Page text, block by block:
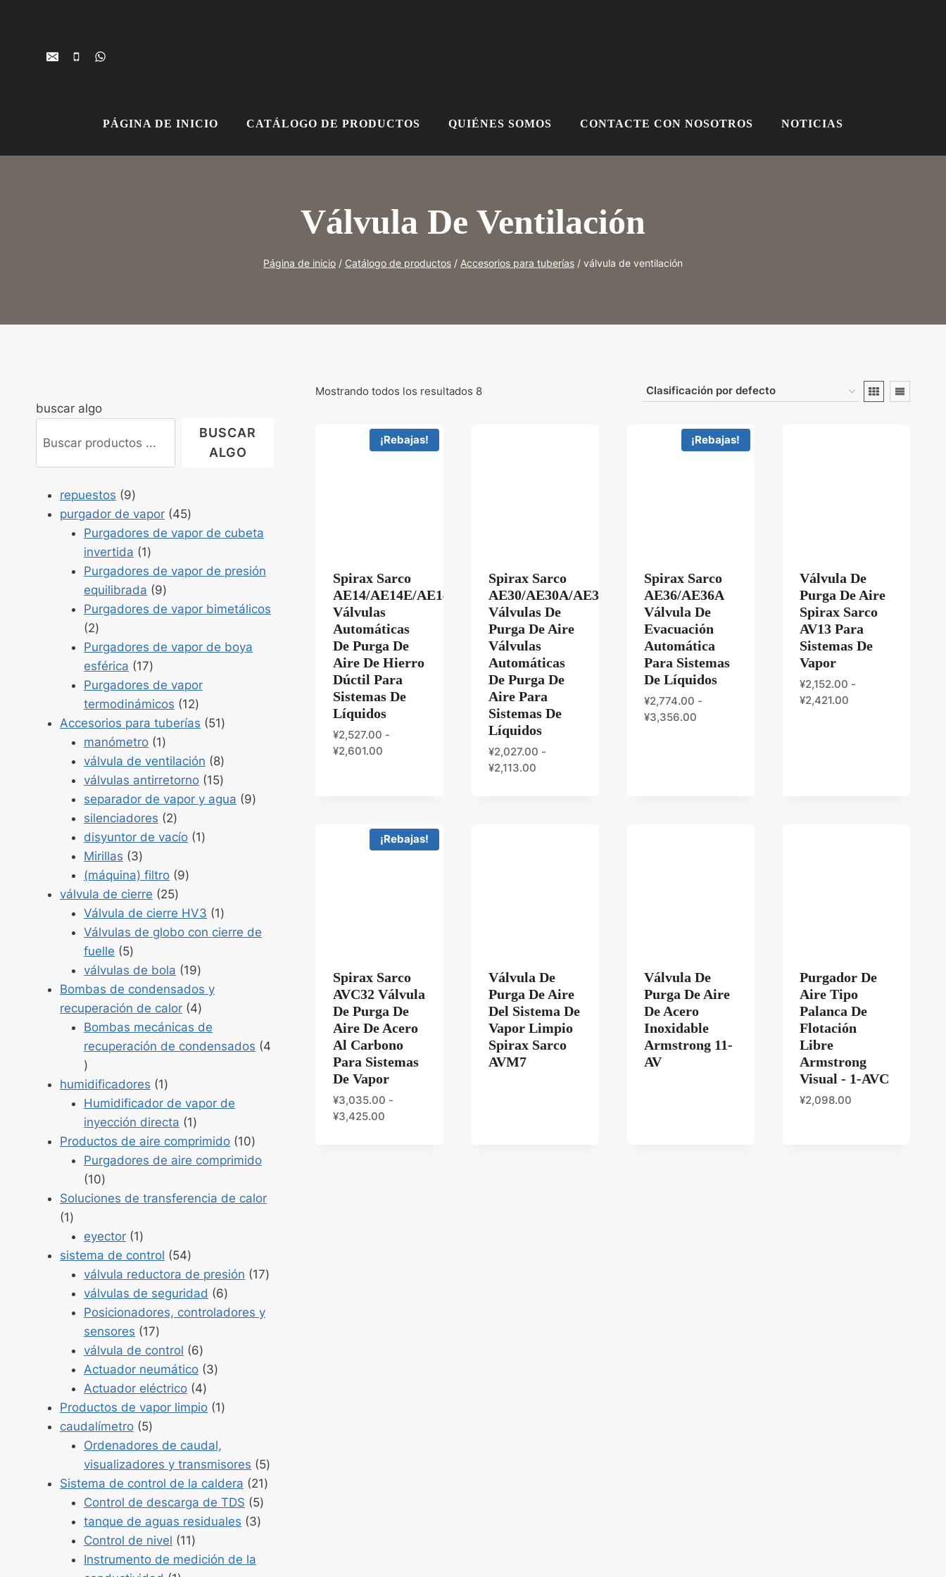
PÁGINA DE INICIO CATÁLOGO DE PRODUCTOS QUIÉNES SOMOS CONTACTE CON NOSOTROS NOTICIAS
Válvula De Ventilación
Página de inicio / Catálogo de productos / Accesorios para tuberías / válvula de ventilación
Mostrando todos los resultados 8
¡Rebajas!
Spirax Sarco
AE14/AE14E/AE14S/AE14SV/AE14ESV
Válvulas
Automáticas
De Purga De
Aire De Hierro
Dúctil Para
Sistemas De
Líquidos
¥2,527.00 -
¥2,601.00
Spirax Sarco
AE30/AE30A/AE30B/AE30C
Válvulas De
Purga De Aire
Válvulas
Automáticas
De Purga De
Aire Para
Sistemas De
Líquidos
¥2,027.00 -
¥2,113.00
¡Rebajas!
Spirax Sarco
AE36/AE36A
Válvula De
Evacuación
Automática
Para Sistemas
De Líquidos
¥2,774.00 -
¥3,356.00
Válvula De
Purga De Aire
Spirax Sarco
AV13 Para
Sistemas De
Vapor
¥2,152.00 -
¥2,421.00
¡Rebajas!
Spirax Sarco
AVC32 Válvula
De Purga De
Aire De Acero
Al Carbono
Para Sistemas
De Vapor
¥3,035.00 -
¥3,425.00
Válvula De
Purga De Aire
Del Sistema De
Vapor Limpio
Spirax Sarco
AVM7
Válvula De
Purga De Aire
De Acero
Inoxidable
Armstrong 11-
AV
Purgador De
Aire Tipo
Palanca De
Flotación
Libre
Armstrong
Visual - 1-AVC
¥2,098.00
buscar algo
BUSCAR
ALGO
repuestos 9Productos
9
purgador de vapor 45Productos
45
Purgadores de vapor de cubeta
invertida
1Producto
1
Purgadores de vapor de presión
equilibrada
9Productos
9
Purgadores de vapor bimetálicos
2Productos
2
Purgadores de vapor de boya
esférica
17Productos
17
Purgadores de vapor
termodinámicos
12Productos
12
Accesorios para tuberías 51Productos
manómetro 1Producto
1
válvula de ventilación 8Productos
8
válvulas antirretorno 15Productos
15
separador de vapor y agua 9Productos
silenciadores 2Productos
2
disyuntor de vacío 1Producto
Mirillas 3Productos
3
(máquina) filtro 9Productos
válvula de cierre 25Productos
25
Válvula de cierre HV3 1Producto
1
Válvulas de globo con cierre de
fuelle
5Productos
5
válvulas de bola 19Productos
19
Bombas de condensados y
recuperación de calor 4Productos
4
Bombas mecánicas de
recuperación de condensados
4
Productos
4
humidificadores 1Producto
1
Humidificador de vapor de
inyección directa
1Producto
1
Productos de aire comprimido 10Productos
10
Purgadores de aire comprimido
10Productos
10
Soluciones de transferencia de calor
1Producto
1
eyector 1Producto
1
sistema de control 54Productos
54
válvula reductora de presión 17Productos
válvulas de seguridad 6Productos
6
Posicionadores, controladores y
sensores
17Productos
17
válvula de control 6Productos
6
Actuador neumático 3Productos
Actuador eléctrico 4Productos
4
Productos de vapor limpio 1Producto
caudalímetro 5Productos
5
Ordenadores de caudal,
visualizadores y transmisores
5Productos
5
Sistema de control de la caldera 21Productos
Control de descarga de TDS 5Productos
5
tanque de aguas residuales 3Productos
Control de nivel 11Productos
11
Instrumento de medición de la